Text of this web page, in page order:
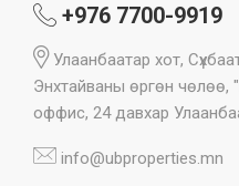
+976 7700-9919
Улаанбаатар хот,
Энхтайваны өргөн чөлөө,
оффис, 24 давхар
info@ubproperties.mn